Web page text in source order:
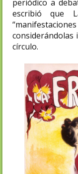
periódico a
escribió que
considerándolas
círculo.